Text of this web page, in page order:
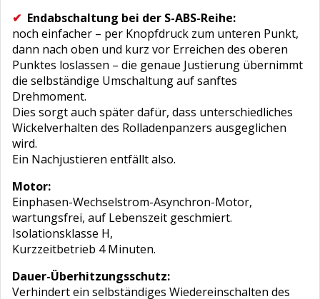
✔ Endabschaltung bei der S-ABS-Reihe:
noch einfacher – per Knopfdruck zum unteren Punkt,
dann nach oben und kurz vor Erreichen des oberen
Punktes loslassen – die genaue Justierung übernimmt
die selbständige Umschaltung auf sanftes
Drehmoment.
Dies sorgt auch später dafür, dass unterschiedliches
Wickelverhalten des Rolladenpanzers ausgeglichen
wird.
Ein Nachjustieren entfällt also.
Motor:
Einphasen-Wechselstrom-Asynchron-Motor,
wartungsfrei, auf Lebenszeit geschmiert.
Isolationsklasse H,
Kurzzeitbetrieb 4 Minuten.
Dauer-Überhitzungsschutz:
Verhindert ein selbständiges Wiedereinschalten des